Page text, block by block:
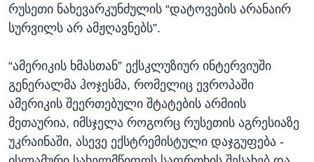
რუსეთი ნახევარკუნძულის “დატოვების არანაირ
სურვილს არ ამჟღავნებს”.
“ამერიკის ხმასთან” ექსკლუზიურ ინტერვიუში
გენერალმა ჰოჯესმა, რომელიც ევროპაში
ამერიკის შეერთებული შტატების არმიის
მეთაურია, იმსჯელა როგორც რუსეთის აგრესიაზე
უკრაინაში, ასევე ექსტრემისტული დაჯგუფება -